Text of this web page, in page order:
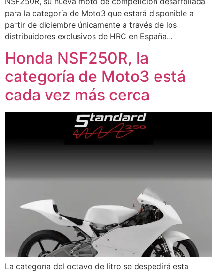
para la categoría de Moto3 que estará disponible a
partir de diciembre únicamente a través de los
distribuidores exclusivos de HRC en España…
Honda NSF250R, la
categoría de Moto3 está
cada vez más cerca
La categoría del octavo de litro se despedirá esta